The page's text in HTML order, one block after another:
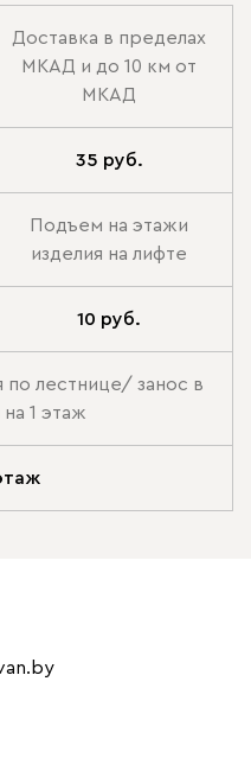
Доставка в пределах
МКАД и до 10 км от
МКАД
35 руб.
Подъем на этажи
изделия на лифте
10 руб.
по лестнице/ занос в
1 этаж